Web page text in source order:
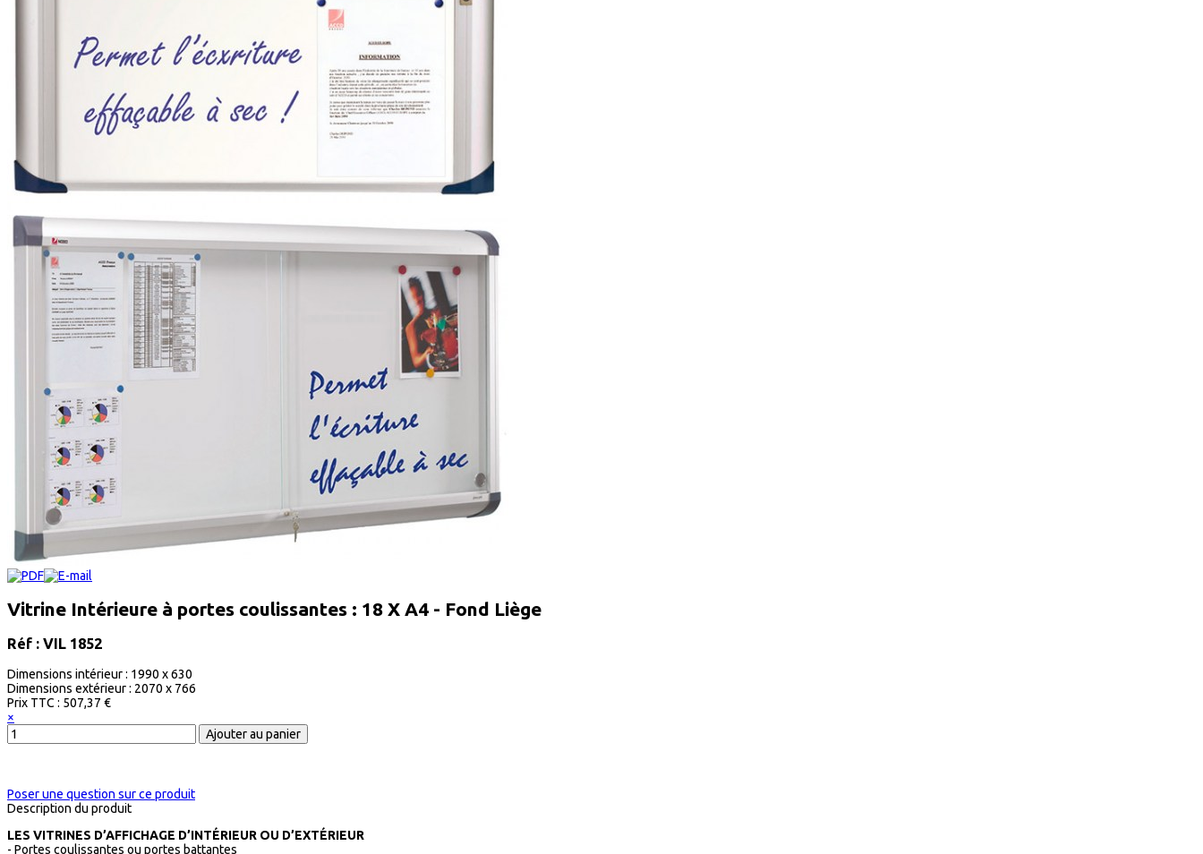
Vitrine Intérieure à portes coulissantes : 18 X A4 - Fond Liège
Réf : VIL 1852
Dimensions intérieur : 1990 x 630
Dimensions extérieur : 2070 x 766
Prix ​​TTC : 507,37 €
×
Poser une question sur ce produit
Description du produit
LES VITRINES D’AFFICHAGE D’INTÉRIEUR OU D’EXTÉRIEUR
- Portes coulissantes ou portes battantes